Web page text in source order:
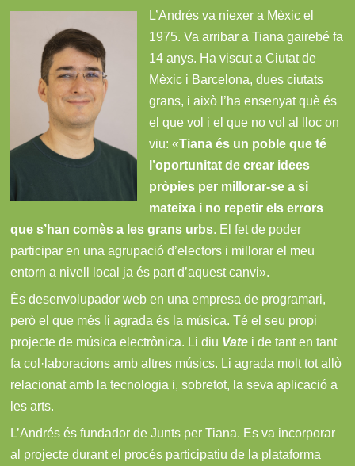
L’Andrés va níexer a Mèxic el
1975. Va arribar a Tiana gairebé fa
14 anys. Ha viscut a Ciutat de
Mèxic i Barcelona, dues ciutats
grans, i això l’ha ensenyat què és
el que vol i el que no vol al lloc on
viu: «Tiana és un poble que té
l’oportunitat de crear idees
pròpies per millorar-se a si
mateixa i no repetir els errors
que s’han comès a les grans urbs. El fet de poder
participar en una agrupació d’electors i millorar el meu
entorn a nivell local ja és part d’aquest canvi».
És desenvolupador web en una empresa de programari,
però el que més li agrada és la música. Té el seu propi
projecte de música electrònica. Li diu Vate i de tant en tant
fa col·laboracions amb altres músics. Li agrada molt tot allò
relacionat amb la tecnologia i, sobretot, la seva aplicació a
les arts.
L’Andrés és fundador de Junts per Tiana. Es va incorporar
al projecte durant el procés participatiu de la plataforma